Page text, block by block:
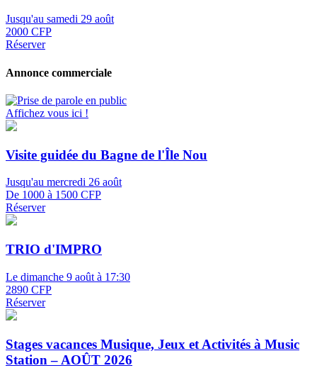
Jusqu'au samedi 29 août
2000 CFP
Réserver
Annonce commerciale
Affichez vous ici !
Visite guidée du Bagne de l'Île Nou
Jusqu'au mercredi 26 août
De 1000 à 1500 CFP
Réserver
TRIO d'IMPRO
Le dimanche 9 août à 17:30
2890 CFP
Réserver
Stages vacances Musique, Jeux et Activités à Music
Station – AOÛT 2026